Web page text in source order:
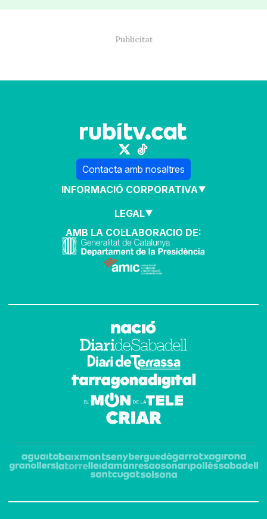
Contacta amb nosaltres
INFORMACIÓ CORPORATIVA
LEGAL
AMB LA COL·LABORACIÓ DE: